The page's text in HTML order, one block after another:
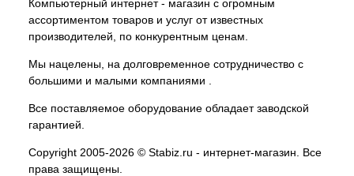
Компьютерный интернет - магазин с огромным
ассортиментом товаров и услуг от известных
производителей, по конкурентным ценам.
Мы нацелены, на долговременное сотрудничество с
большими и малыми компаниями .
Все поставляемое оборудование обладает заводской
гарантией.
Copyright 2005-2026 © Stabiz.ru - интернет-магазин. Все
права защищены.